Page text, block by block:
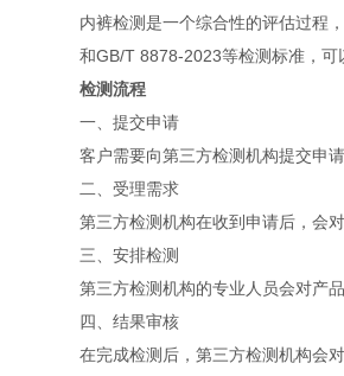
内裤检测是一个综合性的评估过程
和GB/T 8878-2023等检测标准，可
检测流程
一、提交申请
客户需要向第三方检测机构提交申
二、受理需求
第三方检测机构在收到申请后，会
三、安排检测
第三方检测机构的专业人员会对产
四、结果审核
在完成检测后，第三方检测机构会